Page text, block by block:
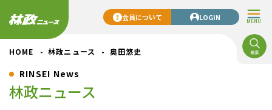
MENU
会員について LOGIN
HOME 林政ニュース 奥田悠史
RINSEI News
林政ニュース